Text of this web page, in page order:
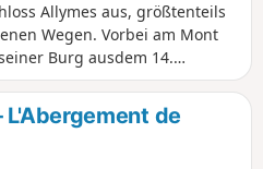
Allymes aus, größtenteils
Wegen. Vorbei am Mont
Burg ausdem 14.
auf das Schloss Allymes
Natürlich haben Sie die
das Schloss Allymes
L'Abergement de